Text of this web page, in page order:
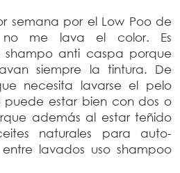
semana por el Low Poo de
no me lava el color. Es
shampo anti caspa porque
siempre la tintura. De
necesita lavarse el pelo
puede estar bien con dos o
además al estar teñido
naturales para auto-
lavados uso shampoo